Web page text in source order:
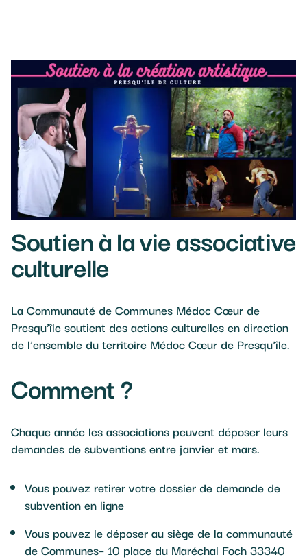
Soutien à la vie associative
culturelle
La Communauté de Communes Médoc Cœur de
Presqu’île soutient des actions culturelles en direction
de l’ensemble du territoire Médoc Cœur de Presqu’île.
Comment ?
Chaque année les associations peuvent déposer leurs
demandes de subventions entre janvier et mars.
Vous pouvez retirer votre dossier de demande de
subvention en ligne
Vous pouvez le déposer au siège de la communauté
de Communes– 10 place du Maréchal Foch 33340